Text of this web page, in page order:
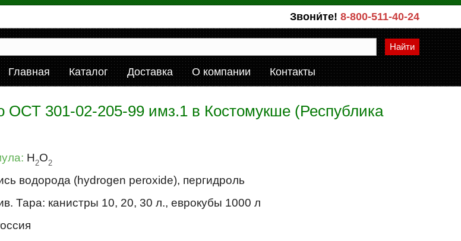
Звони́те! 8-800-511-40-24
Найти
Главная Каталог Доставка О компании Контакты
ОСТ 301-02-205-99 имз.1 в Костомукше (Республика
H2O2
водорода (hydrogen peroxide), пергидроль
Тара: канистры 10, 20, 30 л., еврокубы 1000 л